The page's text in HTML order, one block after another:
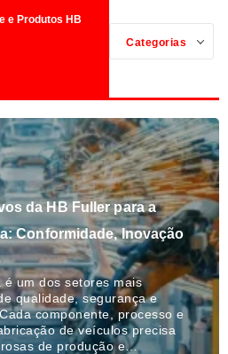
e Produtos HB
Categorias
da HB Fuller para a
Conformidade, Inovação
é um dos setores mais
qualidade, segurança e
componente, processo e
de veículos precisa
de produção e…